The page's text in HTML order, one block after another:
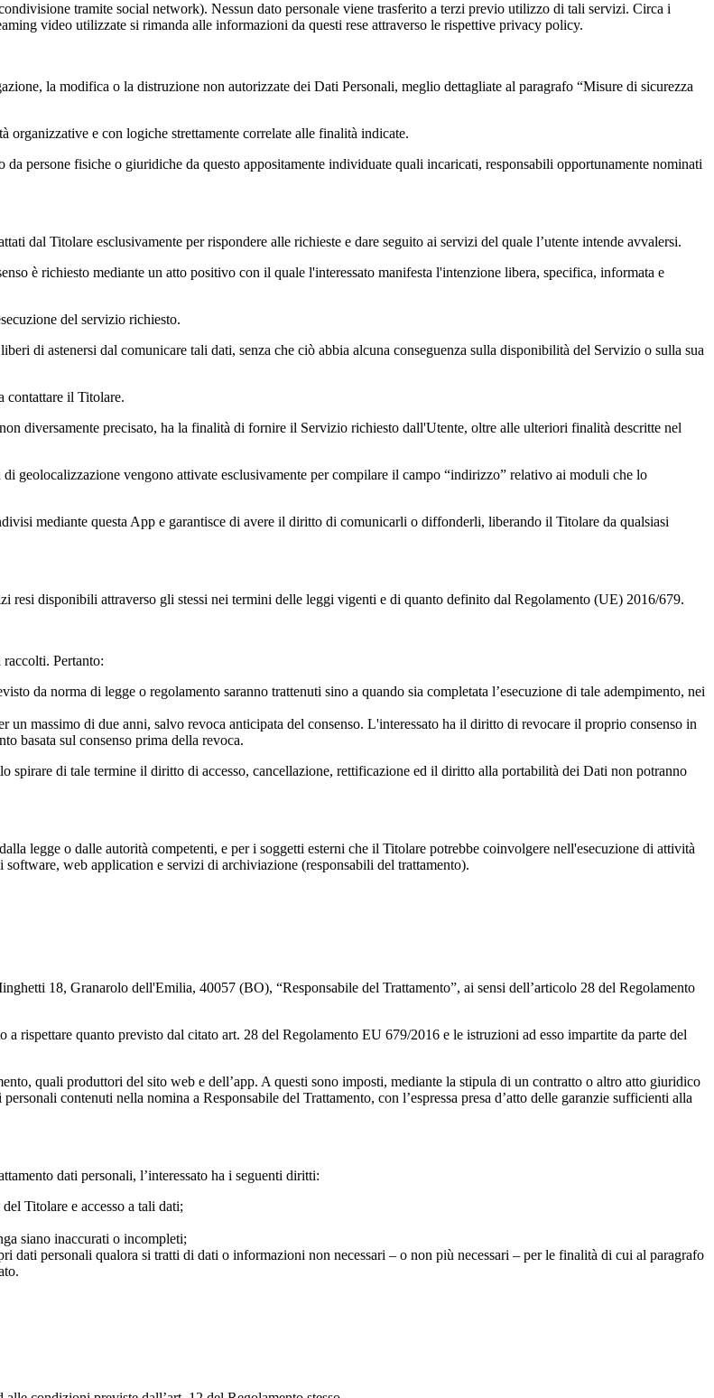
tramite social network). Nessun dato personale viene trasferito a terzi previo utilizzo di tali servizi. Circa i
video utilizzate si rimanda alle informazioni da questi rese attraverso le rispettive privacy policy.
la modifica o la distruzione non autorizzate dei Dati Personali, meglio dettagliate al paragrafo “Misure di sicurezza
e con logiche strettamente correlate alle finalità indicate.
persone fisiche o giuridiche da questo appositamente individuate quali incaricati, responsabili opportunamente nominati
dal Titolare esclusivamente per rispondere alle richieste e dare seguito ai servizi del quale l’utente intende avvalersi.
è richiesto mediante un atto positivo con il quale l'interessato manifesta l'intenzione libera, specifica, informata e
del servizio richiesto.
di astenersi dal comunicare tali dati, senza che ciò abbia alcuna conseguenza sulla disponibilità del Servizio o sulla sua
contattare il Titolare.
diversamente precisato, ha la finalità di fornire il Servizio richiesto dall'Utente, oltre alle ulteriori finalità descritte nel
geolocalizzazione vengono attivate esclusivamente per compilare il campo “indirizzo” relativo ai moduli che lo
mediante questa App e garantisce di avere il diritto di comunicarli o diffonderli, liberando il Titolare da qualsiasi
resi disponibili attraverso gli stessi nei termini delle leggi vigenti e di quanto definito dal Regolamento (UE) 2016/679.
Pertanto:
da norma di legge o regolamento saranno trattenuti sino a quando sia completata l’esecuzione di tale adempimento, nei
un massimo di due anni, salvo revoca anticipata del consenso. L'interessato ha il diritto di revocare il proprio consenso in
basata sul consenso prima della revoca.
spirare di tale termine il diritto di accesso, cancellazione, rettificazione ed il diritto alla portabilità dei Dati non potranno
legge o dalle autorità competenti, e per i soggetti esterni che il Titolare potrebbe coinvolgere nell'esecuzione di attività
web application e servizi di archiviazione (responsabili del trattamento).
18, Granarolo dell'Emilia, 40057 (BO), “Responsabile del Trattamento”, ai sensi dell’articolo 28 del Regolamento
rispettare quanto previsto dal citato art. 28 del Regolamento EU 679/2016 e le istruzioni ad esso impartite da parte del
quali produttori del sito web e dell’app. A questi sono imposti, mediante la stipula di un contratto o altro atto giuridico
contenuti nella nomina a Responsabile del Trattamento, con l’espressa presa d’atto delle garanzie sufficienti alla
dati personali, l’interessato ha i seguenti diritti:
Titolare e accesso a tali dati;
siano inaccurati o incompleti;
dati personali qualora si tratti di dati o informazioni non necessari – o non più necessari – per le finalità di cui al paragrafo